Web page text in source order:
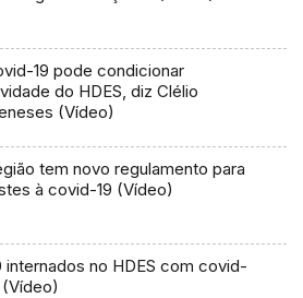
19 pode condicionar
do HDES, diz Clélio
(Vídeo)
tem novo regulamento para
à covid-19 (Vídeo)
internados no HDES com covid-
(Vídeo)